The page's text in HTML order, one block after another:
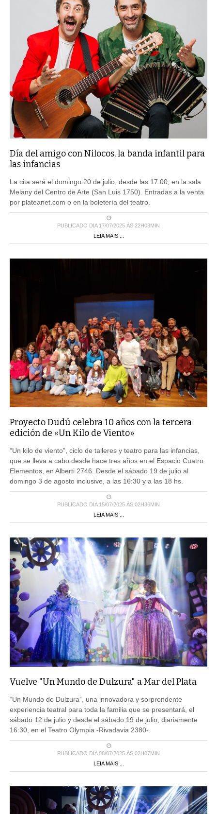
Día del amigo con Nilocos, la banda infantil para
las infancias
La cita será el domingo 20 de julio, desde las 17:00, en la sala
Melany del Centro de Arte (San Luis 1750). Entradas a la venta
por plateanet.com o en la boletería del teatro.
PUBLICADO DIA 17/07/2025 ÀS 22H03MIN
LEIA MAIS ...
Proyecto Dudú celebra 10 años con la tercera
edición de «Un Kilo de Viento»
“Un kilo de viento”, ciclo de talleres y teatro para las infancias,
que se lleva a cabo desde hace tres años en el Espacio Cuatro
Elementos, en Alberti 2746. Desde el sábado 19 de julio al
domingo 3 de agosto inclusive, a las 16:30 y a las 18 hs.
PUBLICADO DIA 15/07/2025 ÀS 02H36MIN
LEIA MAIS ...
Vuelve "Un Mundo de Dulzura" a Mar del Plata
“Un Mundo de Dulzura”, una innovadora y sorprendente
experiencia teatral para toda la familia que se presentará, el
sábado 12 de julio y desde el sábado 19 de julio, diariamente
16:30, en el Teatro Olympia -Rivadavia 2380-.
PUBLICADO DIA 08/07/2025 ÀS 02H07MIN
LEIA MAIS ...